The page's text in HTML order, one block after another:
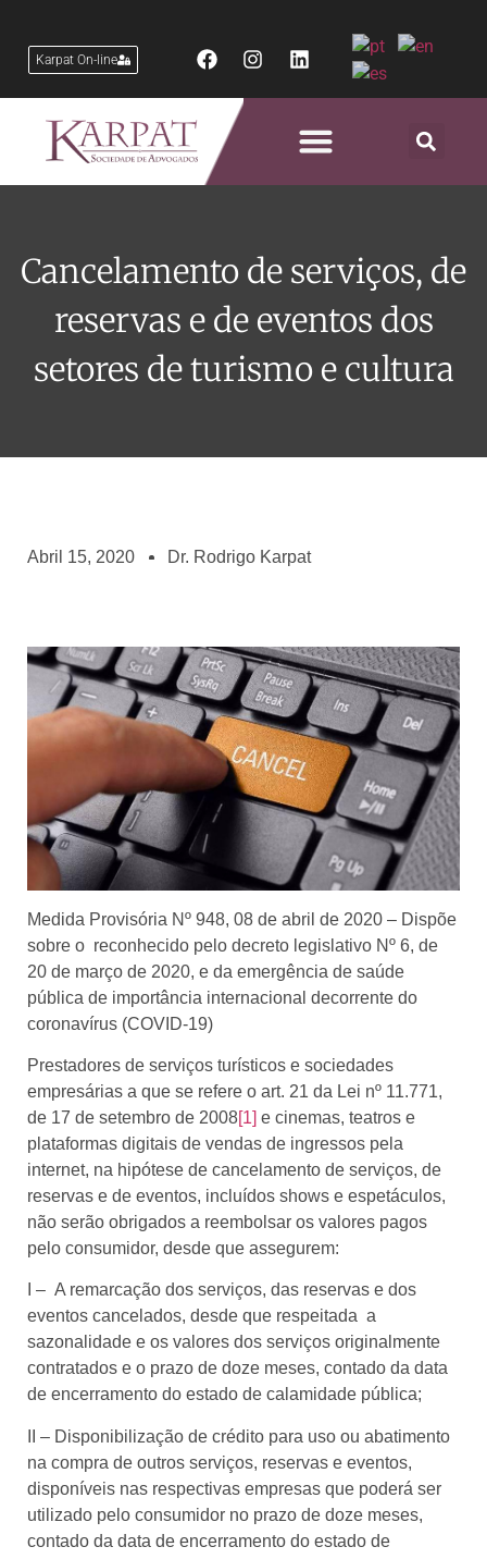
Karpat On-line
Cancelamento de serviços, de
reservas e de eventos dos
setores de turismo e cultura
Abril 15, 2020 Dr. Rodrigo Karpat
Medida Provisória Nº 948, 08 de abril de 2020 – Dispõe
sobre o reconhecido pelo decreto legislativo Nº 6, de
20 de março de 2020, e da emergência de saúde
pública de importância internacional decorrente do
coronavírus (COVID-19)
Prestadores de serviços turísticos e sociedades
empresárias a que se refere o art. 21 da Lei nº 11.771,
de 17 de setembro de 2008[1] e cinemas, teatros e
plataformas digitais de vendas de ingressos pela
internet, na hipótese de cancelamento de serviços, de
reservas e de eventos, incluídos shows e espetáculos,
não serão obrigados a reembolsar os valores pagos
pelo consumidor, desde que assegurem:
I – A remarcação dos serviços, das reservas e dos
eventos cancelados, desde que respeitada a
sazonalidade e os valores dos serviços originalmente
contratados e o prazo de doze meses, contado da data
de encerramento do estado de calamidade pública;
II – Disponibilização de crédito para uso ou abatimento
na compra de outros serviços, reservas e eventos,
disponíveis nas respectivas empresas que poderá ser
utilizado pelo consumidor no prazo de doze meses,
contado da data de encerramento do estado de